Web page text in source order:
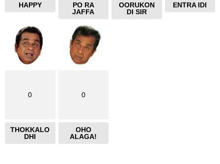
HAPPY
PO RA
JAFFA
OORUKON
DI SIR
ENTRA IDI
0
THOKKALO
DHI
0
OHO
ALAGA!